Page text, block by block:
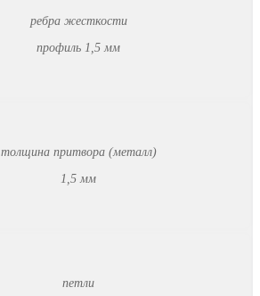
ребра жесткости
профиль 1,5 мм
толщина притвора (металл)
1,5 мм
петли